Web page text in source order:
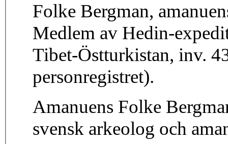
Folke Bergman,
Medlem av Hedin-
Tibet-Östturkistan, inv.
personregistret).
Amanuens Folke
svensk arkeolog och